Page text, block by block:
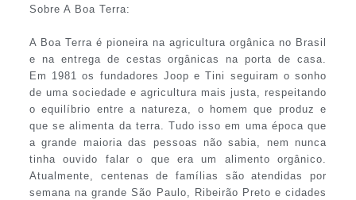
Sobre A Boa Terra:
A Boa Terra é pioneira na agricultura orgânica no Brasil
e na entrega de cestas orgânicas na porta de casa.
Em 1981 os fundadores Joop e Tini seguiram o sonho
de uma sociedade e agricultura mais justa, respeitando
o equilíbrio entre a natureza, o homem que produz e
que se alimenta da terra. Tudo isso em uma época que
a grande maioria das pessoas não sabia, nem nunca
tinha ouvido falar o que era um alimento orgânico.
Atualmente, centenas de famílias são atendidas por
semana na grande São Paulo, Ribeirão Preto e cidades